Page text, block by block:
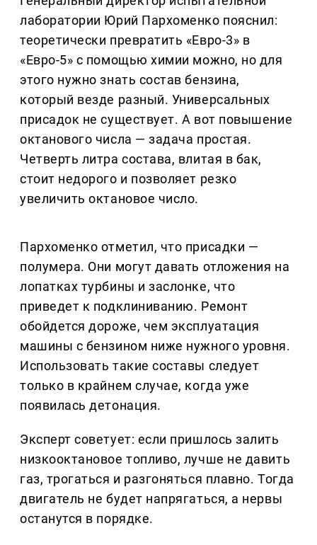
лаборатории Юрий Пархоменко пояснил:
теоретически превратить «Евро-3» в
«Евро-5» с помощью химии можно, но для
этого нужно знать состав бензина,
который везде разный. Универсальных
присадок не существует. А вот повышение
октанового числа — задача простая.
Четверть литра состава, влитая в бак,
стоит недорого и позволяет резко
увеличить октановое число.
Пархоменко отметил, что присадки —
полумера. Они могут давать отложения на
лопатках турбины и заслонке, что
приведет к подклиниванию. Ремонт
обойдется дороже, чем эксплуатация
машины с бензином ниже нужного уровня.
Использовать такие составы следует
только в крайнем случае, когда уже
появилась детонация.
Эксперт советует: если пришлось залить
низкооктановое топливо, лучше не давить
газ, трогаться и разгоняться плавно. Тогда
двигатель не будет напрягаться, а нервы
останутся в порядке.